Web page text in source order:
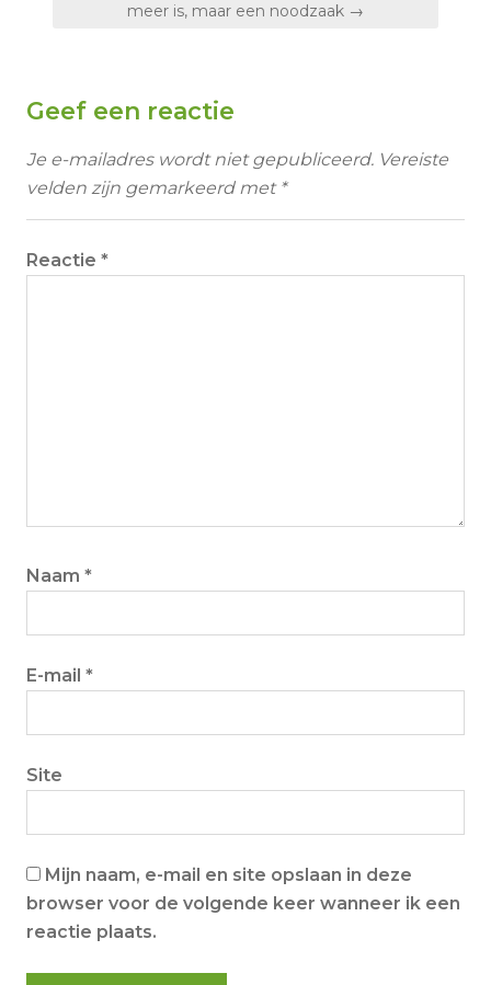
meer is, maar een noodzaak →
Geef een reactie
Je e-mailadres wordt niet gepubliceerd. Vereiste
velden zijn gemarkeerd met *
Reactie *
Naam *
E-mail *
Site
Mijn naam, e-mail en site opslaan in deze
browser voor de volgende keer wanneer ik een
reactie plaats.